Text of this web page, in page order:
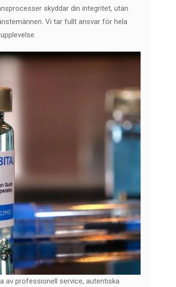
skyddar din integritet, utan
Vi tar fullt ansvar för hela
av professionell service, autentiska